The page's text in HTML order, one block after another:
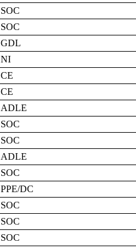
SOC
SOC
GDL
NI
CE
CE
ADLE
SOC
SOC
ADLE
SOC
PPE/DC
SOC
SOC
SOC